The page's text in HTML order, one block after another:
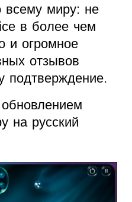
всему миру: не
в более чем
и огромное
отзывов
подтверждение.
на русский